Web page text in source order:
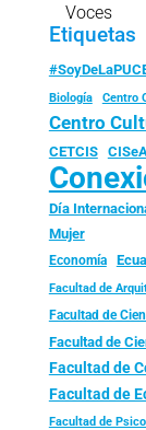
Voces
Etiquetas
Biología
Centro
Centro
CETCIS
Día
Mujer
Economía
Facultad de
Facultad de
Facultad de
Facultad de
Facultad de
Facultad de